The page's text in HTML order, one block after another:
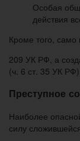
Особая
действия
Кроме того, само
209 УК РФ, а
(ч. 6 ст. 35 УК РФ).
Преступное
Наиболее
силу